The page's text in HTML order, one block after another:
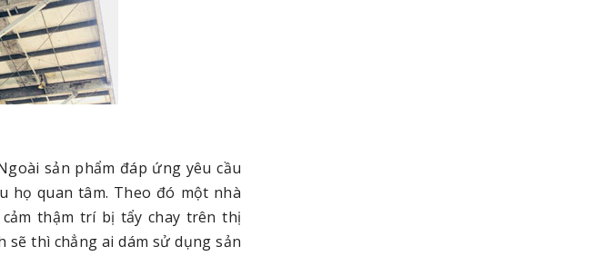
sản phẩm đáp ứng yêu cầu
họ quan tâm. Theo đó một nhà
thậm trí bị tẩy chay trên thị
thì chẳng ai dám sử dụng sản